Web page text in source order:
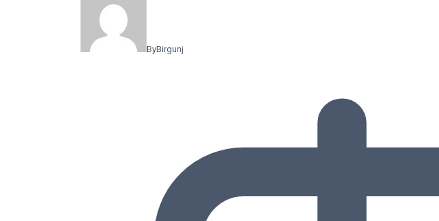
ByBirgunj